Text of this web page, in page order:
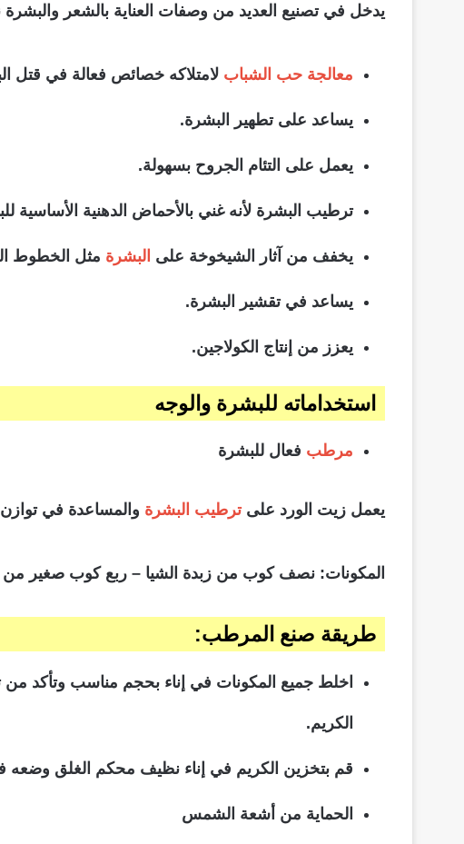
يدخل في تصنيع العديد من وصفات العناية بالشعر والبشرة
معالجة حب الشباب لامتلاكه خصائص فعالة في قتل
يساعد على تطهير البشرة.
يعمل على التئام الجروح بسهولة.
ترطيب البشرة لأنه غني بالأحماض الدهنية الأساسية
يخفف من آثار الشيخوخة على البشرة مثل الخطوط
يساعد في تقشير البشرة.
يعزز من إنتاج الكولاجين.
استخداماته للبشرة والوجه
مرطب فعال للبشرة
يعمل زيت الورد علىترطيب البشرة والمساعدة في
المكونات: نصف كوب من زبدة الشيا – ربع كوب صغير من
طريقة صنع المرطب:
اخلط جميع المكونات في إناء بحجم مناسب وتأكد من
الكريم.
قم بتخزين الكريم في إناء نظيف محكم الغلق
الحماية من أشعة الشمس